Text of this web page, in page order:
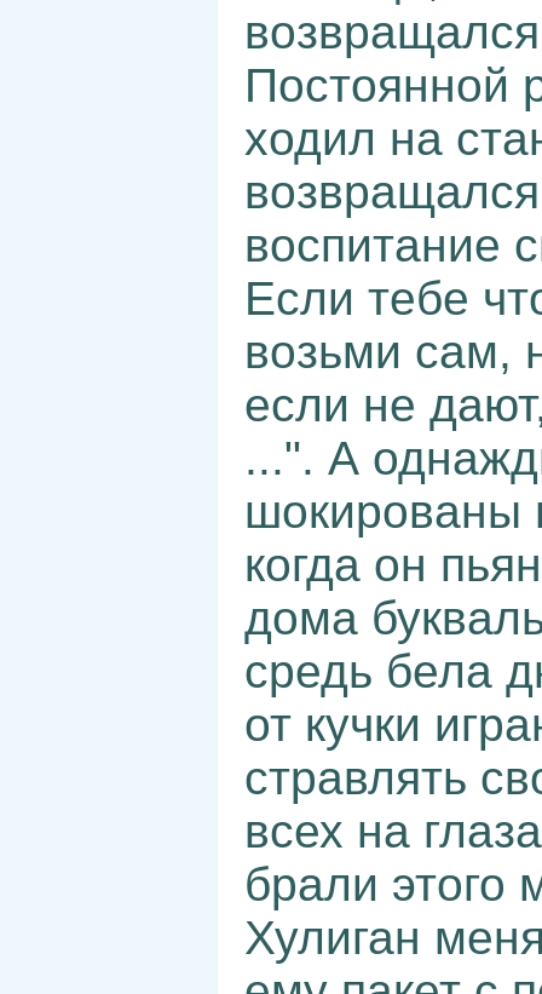
Постоянной
ходил на
воспитание
Если тебе
возьми сам,
если не
...". А
шокированы
когда он
дома
средь бела
от кучки
стравлять
всех на
брали этого
Хулиган